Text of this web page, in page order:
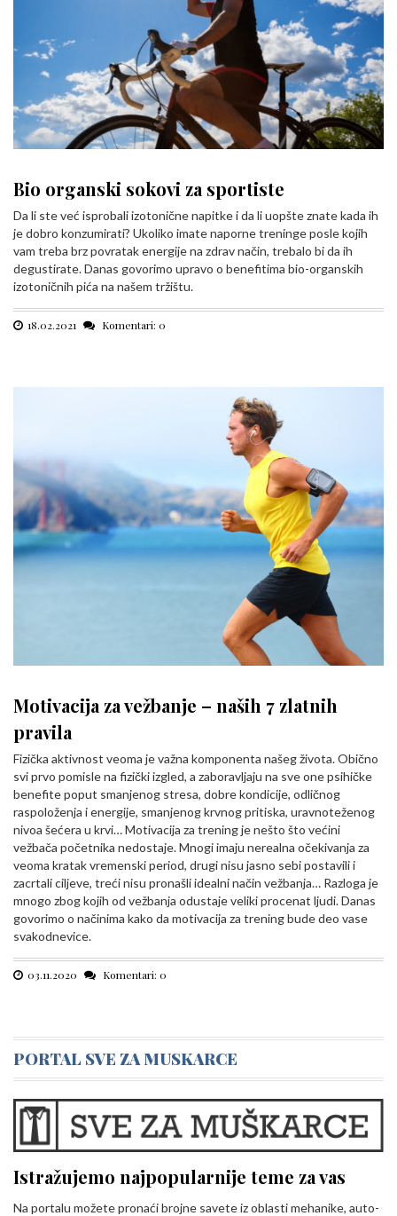
Bio organski sokovi za sportiste
Da li ste već isprobali izotonične napitke i da li uopšte znate kada ih
je dobro konzumirati? Ukoliko imate naporne treninge posle kojih
vam treba brz povratak energije na zdrav način, trebalo bi da ih
degustirate. Danas govorimo upravo o benefitima bio-organskih
izotoničnih pića na našem tržištu.
18.02.2021 Komentari: 0
Motivacija za vežbanje – naših 7 zlatnih
pravila
Fizička aktivnost veoma je važna komponenta našeg života. Obično
svi prvo pomisle na fizički izgled, a zaboravljaju na sve one psihičke
benefite poput smanjenog stresa, dobre kondicije, odličnog
raspoloženja i energije, smanjenog krvnog pritiska, uravnoteženog
nivoa šećera u krvi… Motivacija za trening je nešto što većini
vežbača početnika nedostaje. Mnogi imaju nerealna očekivanja za
veoma kratak vremenski period, drugi nisu jasno sebi postavili i
zacrtali ciljeve, treći nisu pronašli idealni način vežbanja… Razloga je
mnogo zbog kojih od vežbanja odustaje veliki procenat ljudi. Danas
govorimo o načinima kako da motivacija za trening bude deo vase
svakodnevice.
03.11.2020 Komentari: 0
PORTAL SVE ZA MUSKARCE
Istražujemo najpopularnije teme za vas
Na portalu možete pronaći brojne savete iz oblasti mehanike, auto-